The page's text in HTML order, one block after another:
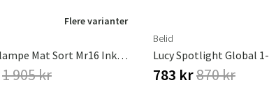
Flere varianter
Ledro Væglampe Mat Sort Mr16 Inkl. Lyskilder
1 905 kr
Belid
783 kr870 kr